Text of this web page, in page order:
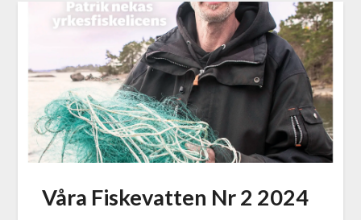
Våra Fiskevatten Nr 2 2024